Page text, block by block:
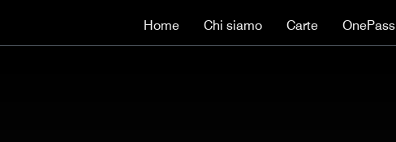
Home Chi siamo Carte OnePass